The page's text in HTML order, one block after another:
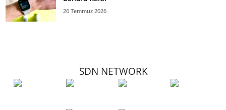
26 Temmuz 2026
SDN NETWORK